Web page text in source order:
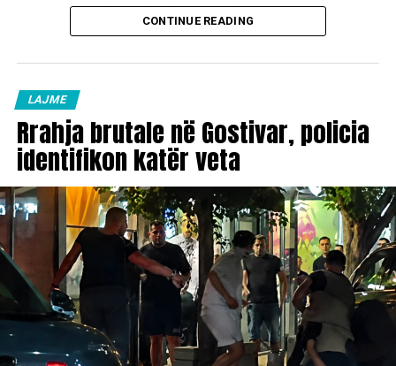
Vaji ekstra i lehtë (EL-1): 98,5 denarë/litër
vlejnë në të gjitha pikat e karburanteve në vend.
CONTINUE READING
LAJME
Rrahja brutale në Gostivar, policia
identifikon katër veta